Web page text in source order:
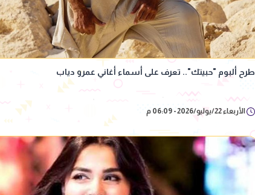
طرح ألبوم "حبيتك".. تعرف على أسماء أغاني عمرو دياب
الأربعاء 22/يوليو/2026 - 06:09 م